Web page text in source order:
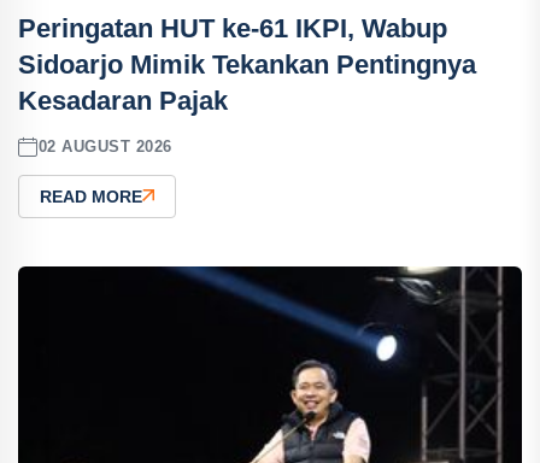
Peringatan HUT ke-61 IKPI, Wabup
Sidoarjo Mimik Tekankan Pentingnya
Kesadaran Pajak
02 AUGUST 2026
READ MORE